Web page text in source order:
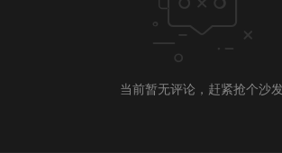
当前暂无评论，赶紧抢个沙